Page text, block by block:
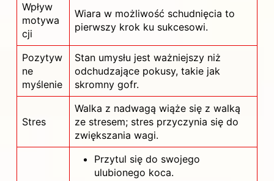
Wpływ
motywa
cji
Wiara w możliwość schudnięcia to
pierwszy krok ku sukcesowi.
Pozytyw
ne
myślenie
Stan umysłu jest ważniejszy niż
odchudzające pokusy, takie jak
skromny gofr.
Stres
Walka z nadwagą wiąże się z walką
ze stresem; stres przyczynia się do
zwiększania wagi.
Przytul się do swojego
ulubionego koca.